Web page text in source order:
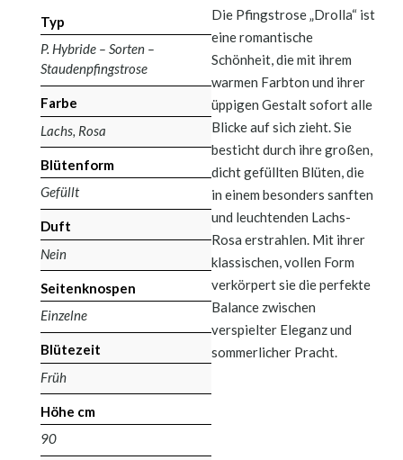
Typ
P. Hybride – Sorten –
Staudenpfingstrose
Farbe
Lachs, Rosa
Blütenform
Gefüllt
Duft
Nein
Seitenknospen
Einzelne
Blütezeit
Früh
Höhe cm
90
Die Pfingstrose „Drolla“ ist
eine romantische
Schönheit, die mit ihrem
warmen Farbton und ihrer
üppigen Gestalt sofort alle
Blicke auf sich zieht. Sie
besticht durch ihre großen,
dicht gefüllten Blüten, die
in einem besonders sanften
und leuchtenden Lachs-
Rosa erstrahlen. Mit ihrer
klassischen, vollen Form
verkörpert sie die perfekte
Balance zwischen
verspielter Eleganz und
sommerlicher Pracht.